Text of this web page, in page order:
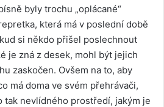
byly trochu „oplácané“
která má v poslední době
si někdo přišel poslechnout
je zná z desek, mohl být jejich
zaskočen. Ovšem na to, aby
má doma ve svém přehrávači,
tak nevlídného prostředí, jakým je